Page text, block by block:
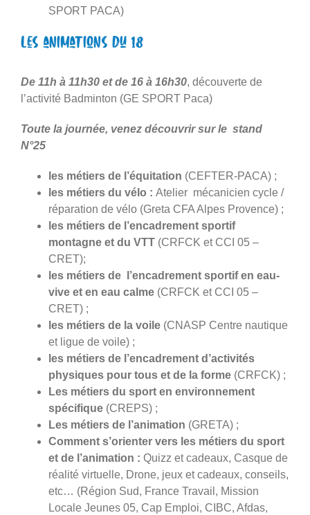
SPORT PACA)
Les animations du 18
De 11h à 11h30 et de 16 à 16h30, découverte de
l’activité Badminton (GE SPORT Paca)
Toute la journée, venez découvrir sur le stand
N°25
les métiers de l’équitation (CEFTER-PACA) ;
les métiers du vélo : Atelier mécanicien cycle /
réparation de vélo (Greta CFA Alpes Provence) ;
les métiers de l’encadrement sportif
montagne et du VTT (CRFCK et CCI 05 –
CRET);
les métiers de l’encadrement sportif en eau-
vive et en eau calme (CRFCK et CCI 05 –
CRET) ;
les métiers de la voile (CNASP Centre nautique
et ligue de voile) ;
les métiers de l’encadrement d’activités
physiques pour tous et de la forme (CRFCK) ;
Les métiers du sport en environnement
spécifique (CREPS) ;
Les métiers de l’animation (GRETA) ;
Comment s’orienter vers les métiers du sport
et de l’animation : Quizz et cadeaux, Casque de
réalité virtuelle, Drone, jeux et cadeaux, conseils,
etc… (Région Sud, France Travail, Mission
Locale Jeunes 05, Cap Emploi, CIBC, Afdas,